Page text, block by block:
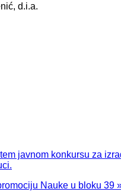
d.i.а.
javnom konkursu za
Nauke u bloku 39